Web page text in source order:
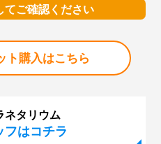
てご確認ください
ト購入はこちら
ネタリウム
フはコチラ